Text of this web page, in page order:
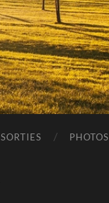
SORTIES PHOTOS